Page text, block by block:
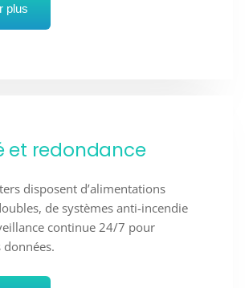
plus
et redondance
disposent d’alimentations
de systèmes anti-incendie
continue 24/7 pour